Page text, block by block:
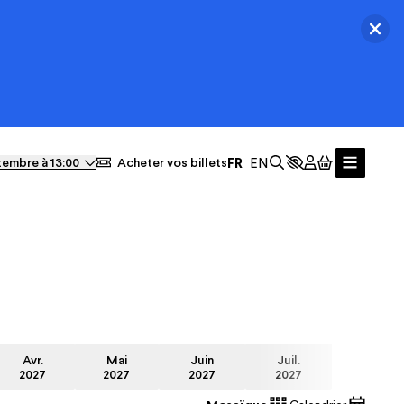
à 13:00 Acheter vos billets
Avr.
2027
Mai
2027
Juin
2027
Juil.
2027